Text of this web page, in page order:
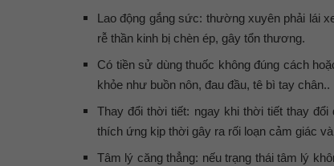
Lao động gắng sức: thường xuyên phải lái
rễ thần kinh bị chèn ép, gây tổn thương.
Có tiền sử dùng thuốc không đúng cách
khỏe như buồn nôn, đau đầu, tê bì tay chân..
Thay đổi thời tiết: ngay khi thời tiết thay
thích ứng kịp thời gây ra rối loạn cảm giác
Tâm lý căng thẳng: nếu trạng thái tâm lý